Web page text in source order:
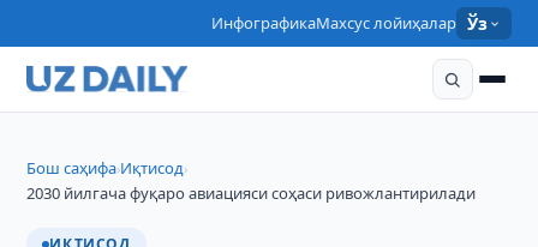
ИнфографикаМахсус лойиҳалар Ўз
Бош саҳифа›Иқтисод›
2030 йилгача фуқаро авиацияси соҳаси ривожлантирилади